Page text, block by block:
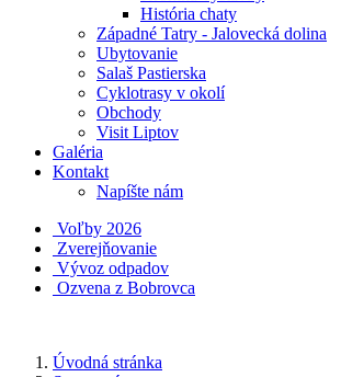
História chaty
Západné Tatry - Jalovecká dolina
Ubytovanie
Salaš Pastierska
Cyklotrasy v okolí
Obchody
Visit Liptov
Galéria
Kontakt
Napíšte nám
Voľby 2026
Zverejňovanie
Vývoz odpadov
Ozvena z Bobrovca
Úvodná stránka